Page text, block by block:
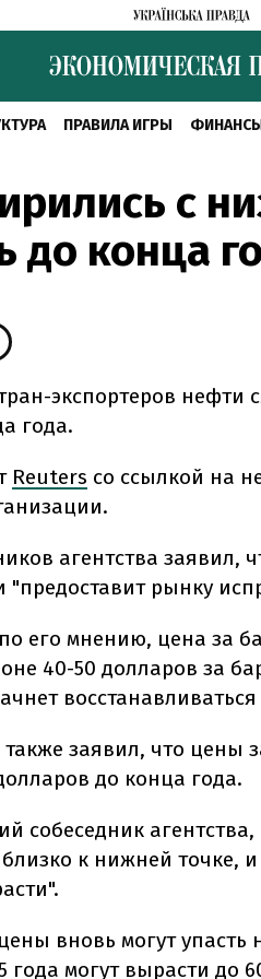
ПРАВИЛА ИГРЫ
с
до конца
экспортеров нефти
года.
Reuters со ссылкой на
агентства заявил,
рынку
его мнению, цена за
40-50 долларов за
заявил, что цены
до конца года.
собеседник
к нижней точке,
вновь могут упасть
года могут вырасти до